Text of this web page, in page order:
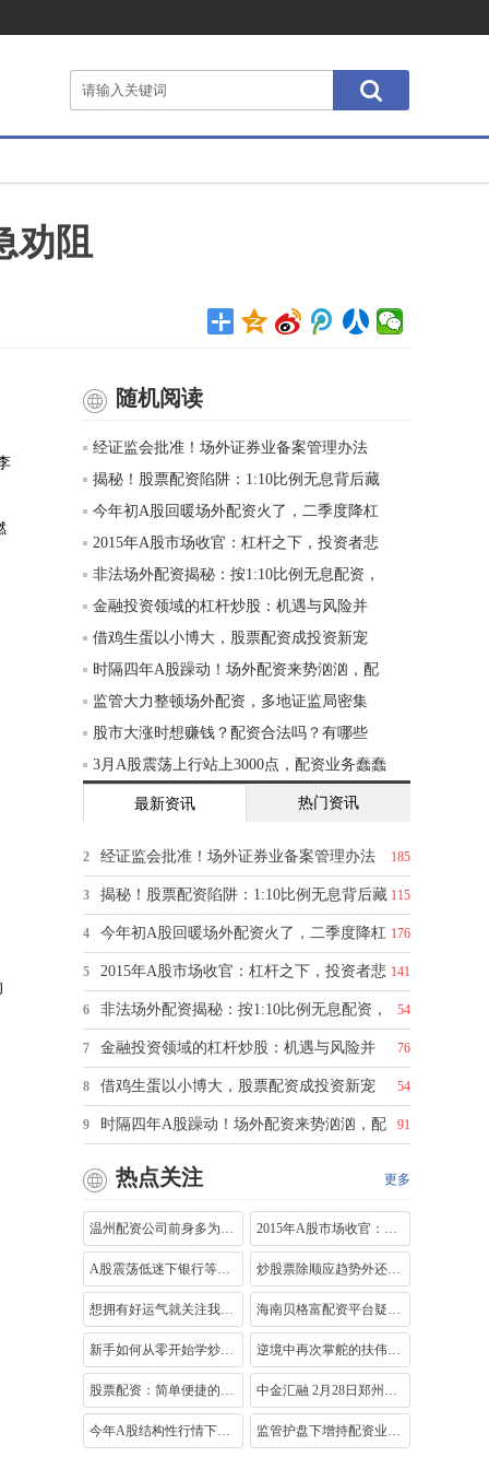
劝阻
随机阅读
经证监会批准！场外证券业备案管理办法
揭秘！股票配资陷阱：1:10比例无息背后藏
今年初A股回暖场外配资火了，二季度降杠
2015年A股市场收官：杠杆之下，投资者悲
非法场外配资揭秘：按1:10比例无息配资，
金融投资领域的杠杆炒股：机遇与风险并
借鸡生蛋以小博大，股票配资成投资新宠
时隔四年A股躁动！场外配资来势汹汹，配
监管大力整顿场外配资，多地证监局密集
股市大涨时想赚钱？配资合法吗？有哪些
3月A股震荡上行站上3000点，配资业务蠢蠢
最新资讯 热门资讯
2 185
经证监会批准！场外证券业备案管理办法
3 115
揭秘！股票配资陷阱：1:10比例无息背后藏
4 176
今年初A股回暖场外配资火了，二季度降杠
5 141
2015年A股市场收官：杠杆之下，投资者悲
6 54
非法场外配资揭秘：按1:10比例无息配资，
7 76
金融投资领域的杠杆炒股：机遇与风险并
8 54
借鸡生蛋以小博大，股票配资成投资新宠
9 91
时隔四年A股躁动！场外配资来势汹汹，配
更多
热点关注
温州配资公司前身多为放高利贷者 资本市 2015年A股市场收官：杠杆之下，投资者悲
A股震荡低迷下银行等场外配资业务增量停 炒股票除顺应趋势外还需掌握技巧，止损
想拥有好运气就关注我！国庆节后证券公 海南贝格富配资平台疑似跑路，投资者本
新手如何从零开始学炒股配资与看盘技巧 逆境中再次掌舵的扶伟聪将延续以长期主
股票配资：简单便捷的融资方式及不同模 中金汇融 2月28日郑州航空港举办2025中原
今年A股结构性行情下各地证监局重拳围剿 监管护盘下增持配资业务降温，光大银行